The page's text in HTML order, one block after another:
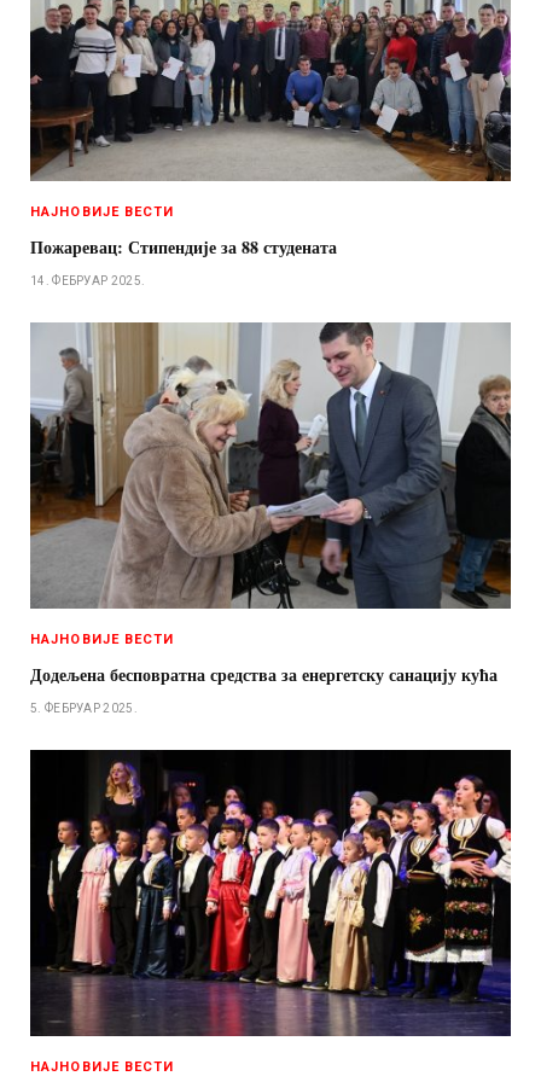
НАЈНОВИЈЕ ВЕСТИ
Пожаревац: Стипендије за 88 студената
14. ФЕБРУАР 2025.
НАЈНОВИЈЕ ВЕСТИ
Додељена бесповратна средства за енергетску санацију кућа
5. ФЕБРУАР 2025.
НАЈНОВИЈЕ ВЕСТИ